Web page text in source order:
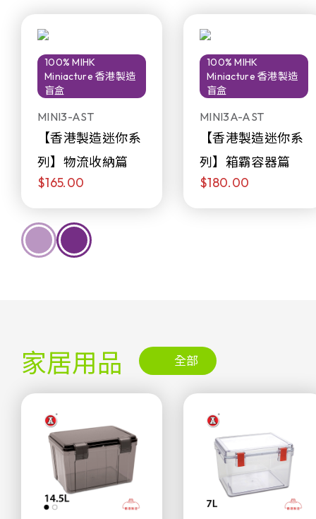
100% MIHK
Miniacture 香港製造
盲盒
MINI3-AST
【香港製造迷你系
列】物流收納篇
$165.00
100% MIHK
Miniacture 香港製造
盲盒
MINI3A-AST
【香港製造迷你系
列】箱霸容器篇
$180.00
家居用品 全部